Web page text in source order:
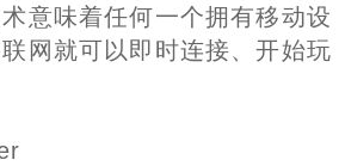
意味着任何一个拥有移动设
网就可以即时连接、开始玩